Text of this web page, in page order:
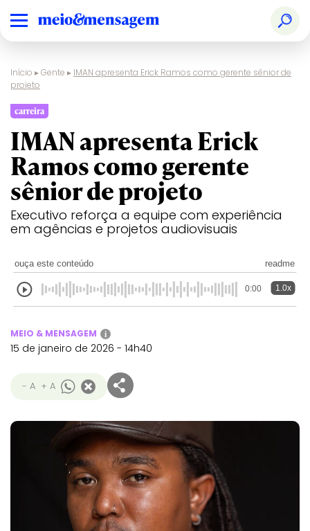
Início ▸Gente ▸ IMAN apresenta Erick Ramos como gerente sênior de
projeto
carreira
IMAN apresenta Erick
Ramos como gerente
sênior de projeto
Executivo reforça a equipe com experiência
em agências e projetos audiovisuais
ouça este conteúdo readme
0:00 1.0x
MEIO & MENSAGEM i
15 de janeiro de 2026 - 14h40
- A + A